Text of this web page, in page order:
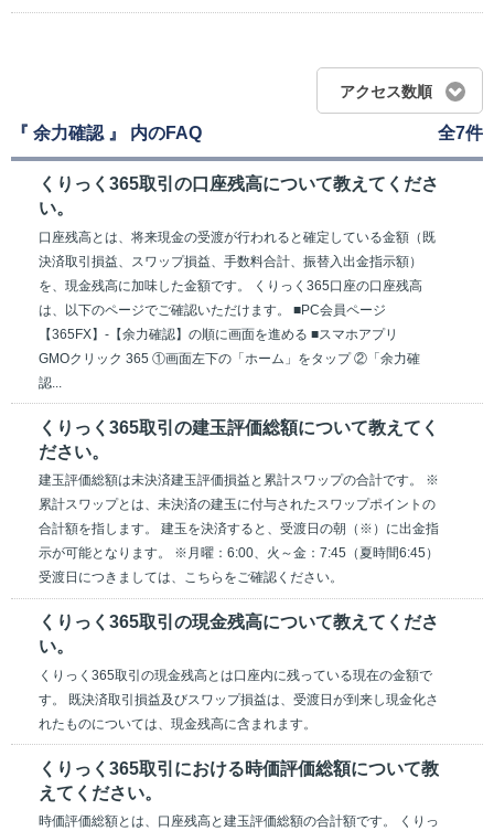
アクセス数順
『 余力確認 』 内のFAQ 全7件
くりっく365取引の口座残高について教えてくださ
い。
口座残高とは、将来現金の受渡が行われると確定している金額（既
決済取引損益、スワップ損益、手数料合計、振替入出金指示額）
を、現金残高に加味した金額です。 くりっく365口座の口座残高
は、以下のページでご確認いただけます。 ■PC会員ページ
【365FX】-【余力確認】の順に画面を進める ■スマホアプリ
GMOクリック 365 ①画面左下の「ホーム」をタップ ②「余力確
認...
くりっく365取引の建玉評価総額について教えてく
ださい。
建玉評価総額は未決済建玉評価損益と累計スワップの合計です。 ※
累計スワップとは、未決済の建玉に付与されたスワップポイントの
合計額を指します。 建玉を決済すると、受渡日の朝（※）に出金指
示が可能となります。 ※月曜：6:00、火～金：7:45（夏時間6:45）
受渡日につきましては、こちらをご確認ください。
くりっく365取引の現金残高について教えてくださ
い。
くりっく365取引の現金残高とは口座内に残っている現在の金額で
す。 既決済取引損益及びスワップ損益は、受渡日が到来し現金化さ
れたものについては、現金残高に含まれます。
くりっく365取引における時価評価総額について教
えてください。
時価評価総額とは、口座残高と建玉評価総額の合計額です。 くりっ